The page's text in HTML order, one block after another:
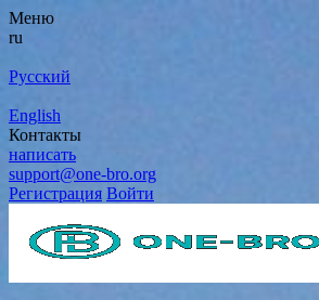
Меню
ru
Русский
English
Контакты
написать
support@one-bro.org
Регистрация Войти